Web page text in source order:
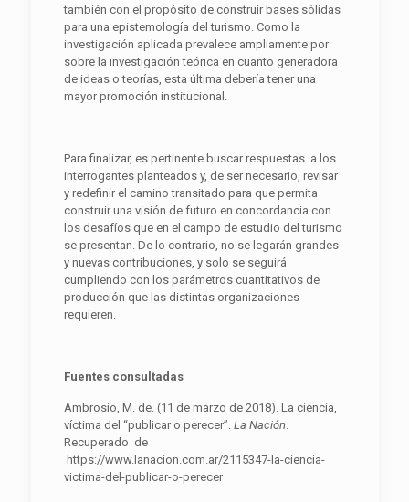
también con el propósito de construir bases sólidas
para una epistemología del turismo. Como la
investigación aplicada prevalece ampliamente por
sobre la investigación teórica en cuanto generadora
de ideas o teorías, esta última debería tener una
mayor promoción institucional.
Para finalizar, es pertinente buscar respuestas a los
interrogantes planteados y, de ser necesario, revisar
y redefinir el camino transitado para que permita
construir una visión de futuro en concordancia con
los desafíos que en el campo de estudio del turismo
se presentan. De lo contrario, no se legarán grandes
y nuevas contribuciones, y solo se seguirá
cumpliendo con los parámetros cuantitativos de
producción que las distintas organizaciones
requieren.
Fuentes consultadas
Ambrosio, M. de. (11 de marzo de 2018). La ciencia,
víctima del “publicar o perecer”. La Nación.
Recuperado de
https://www.lanacion.com.ar/2115347-la-ciencia-
victima-del-publicar-o-perecer